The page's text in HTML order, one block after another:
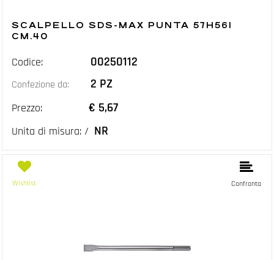
SCALPELLO SDS-MAX PUNTA 57H561
CM.40
Codice: 00250112
Confezione da: 2 PZ
Prezzo: € 5,67
Unita di misura: / NR
Wishlist Confronta